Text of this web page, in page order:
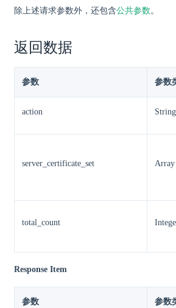
除上述请求参数外，还包含公共参数。
返回数据
参数 参数
action String
server_certificate_set Array
total_count
Response Item
参数 参数